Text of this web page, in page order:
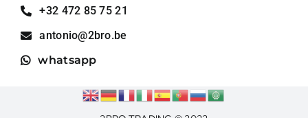
+32 472 85 75 21
antonio@2bro.be
whatsapp